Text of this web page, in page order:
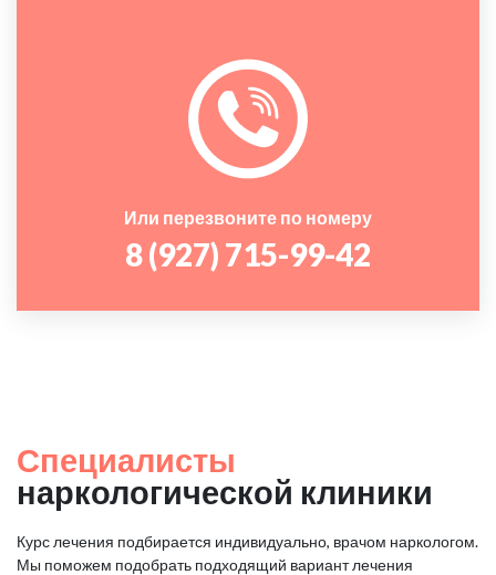
Или перезвоните по номеру
8 (927) 715-99-42
Специалисты
наркологической клиники
Курс лечения подбирается индивидуально, врачом наркологом.
Мы поможем подобрать подходящий вариант лечения